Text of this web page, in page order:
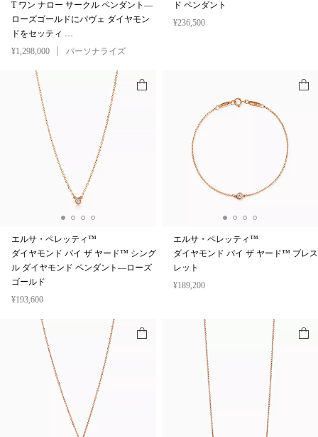
T ワン ナロー サークル ペンダント—
ローズゴールドにパヴェ ダイヤモン
ドをセッティ …
¥1,298,000
パーソナライズ
ド ペンダント
¥236,500
エルサ・ペレッティ™
ダイヤモンド バイ ザ ヤード™ シング
ル ダイヤモンド ペンダント—ローズ
ゴールド
¥193,600
エルサ・ペレッティ™
ダイヤモンド バイ ザ ヤード™ ブレス
レット
¥189,200